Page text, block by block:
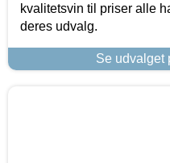
kvalitetsvin til priser alle
deres udvalg.
Se udvalget